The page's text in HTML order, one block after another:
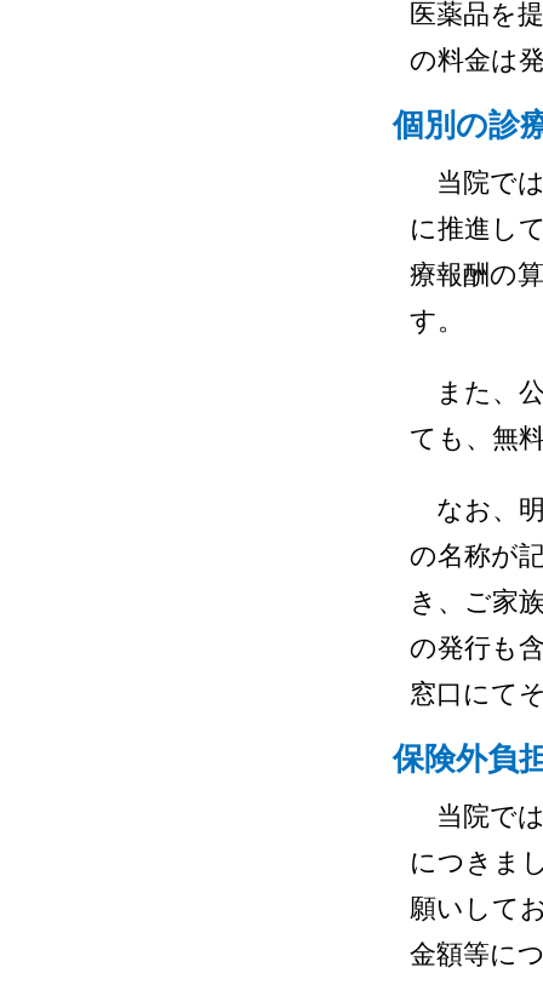
医薬品を
の料金は
個別の診
当院では
に推進し
療報酬の
す。
また、公
ても、無
なお、
の名称が
き、ご家
の発行も
窓口にて
保険外負
当院では
につきま
願いして
金額等に